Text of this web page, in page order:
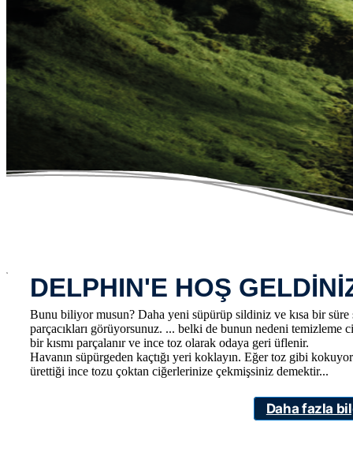
x
DELPHIN'E HOŞ
Bunu biliyor musun? Daha yeni süpürüp sildiniz ve kısa bir süre
parçacıkları görüyorsunuz. ... belki de bunun nedeni temizleme
bir kısmı parçalanır ve ince toz olarak odaya geri üflenir.
Havanın süpürgeden kaçtığı yeri koklayın. Eğer toz gibi
ürettiği ince tozu çoktan ciğerlerinize çekmişsiniz demektir...
Daha fazla